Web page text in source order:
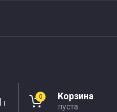
0 Корзина
пуста